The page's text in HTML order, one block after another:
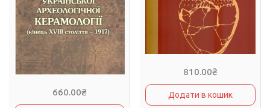
660.00₴
810.00₴
Додати в кошик